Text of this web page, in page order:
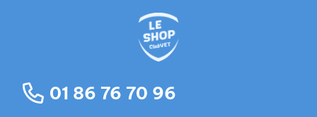
01 86 76 70 96